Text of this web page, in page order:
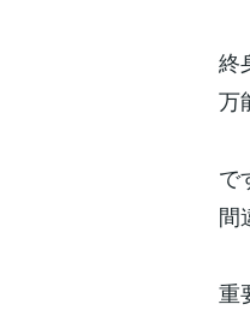
終
万
で
間
重